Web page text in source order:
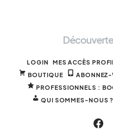
LOGIN MES ACCÈS
BOUTIQUE
ABONNEZ-
PROFESSIONNELS :
QUI SOMMES-NOUS ?